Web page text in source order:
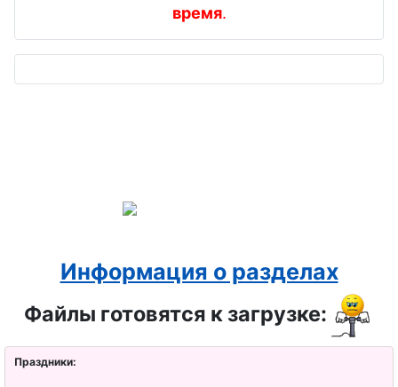
время.
Информация о разделах
Файлы готовятся к загрузке:
Праздники: